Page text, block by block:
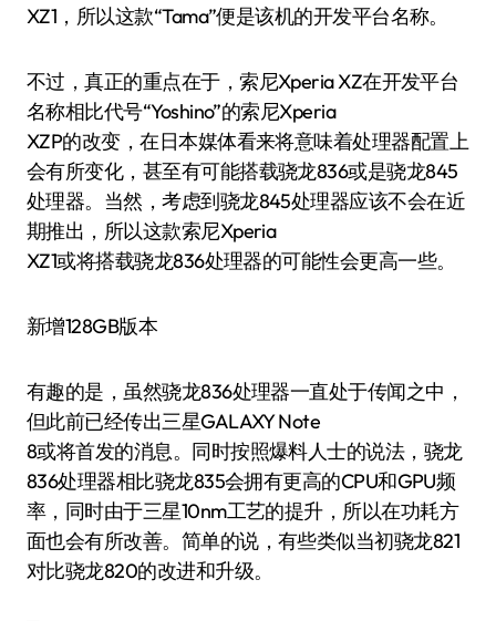
XZ1，所以这款“Tama”便是该机的开发平台名称。
不过，真正的重点在于，索尼Xperia XZ在开发平台
名称相比代号“Yoshino”的索尼Xperia
XZP的改变，在日本媒体看来将意味着处理器配置上
会有所变化，甚至有可能搭载骁龙836或是骁龙845
处理器。当然，考虑到骁龙845处理器应该不会在近
期推出，所以这款索尼Xperia
XZ1或将搭载骁龙836处理器的可能性会更高一些。
新增128GB版本
有趣的是，虽然骁龙836处理器一直处于传闻之中，
但此前已经传出三星GALAXY Note
8或将首发的消息。同时按照爆料人士的说法，骁龙
836处理器相比骁龙835会拥有更高的CPU和GPU频
率，同时由于三星10nm工艺的提升，所以在功耗方
面也会有所改善。简单的说，有些类似当初骁龙821
对比骁龙820的改进和升级。